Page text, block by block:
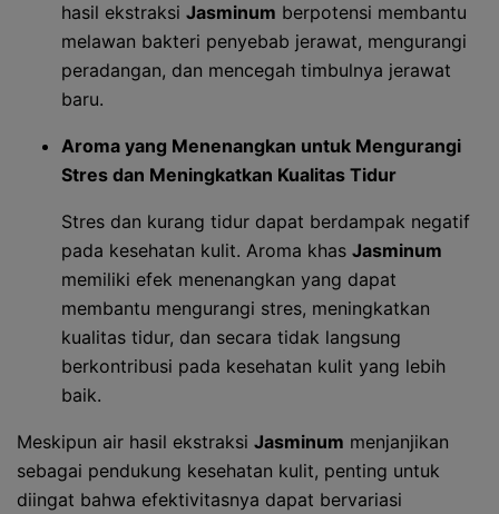
hasil ekstraksi Jasminum berpotensi membantu
melawan bakteri penyebab jerawat, mengurangi
peradangan, dan mencegah timbulnya jerawat
baru.
Aroma yang Menenangkan untuk Mengurangi
Stres dan Meningkatkan Kualitas Tidur
Stres dan kurang tidur dapat berdampak negatif
pada kesehatan kulit. Aroma khas Jasminum
memiliki efek menenangkan yang dapat
membantu mengurangi stres, meningkatkan
kualitas tidur, dan secara tidak langsung
berkontribusi pada kesehatan kulit yang lebih
baik.
Meskipun air hasil ekstraksi Jasminum menjanjikan
sebagai pendukung kesehatan kulit, penting untuk
diingat bahwa efektivitasnya dapat bervariasi